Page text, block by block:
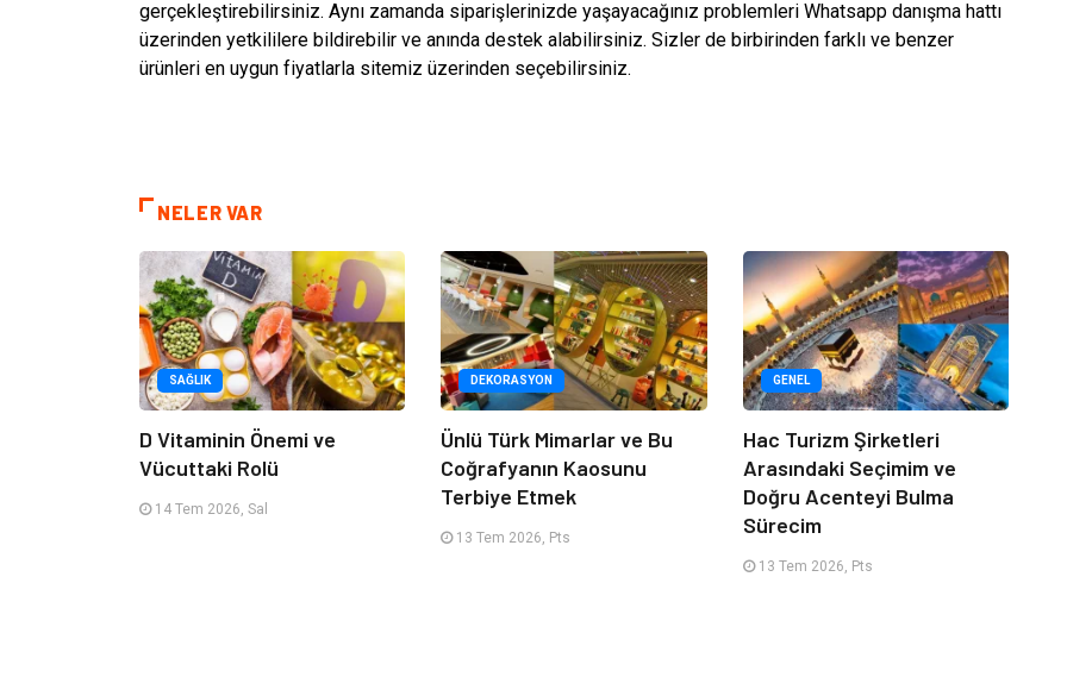
gerçekleştirebilirsiniz. Aynı zamanda siparişlerinizde yaşayacağınız problemleri Whatsapp danışma hattı
üzerinden yetkililere bildirebilir ve anında destek alabilirsiniz. Sizler de birbirinden farklı ve benzer
ürünleri en uygun fiyatlarla sitemiz üzerinden seçebilirsiniz.
NELER VAR
SAĞLIK
D Vitaminin Önemi ve
Vücuttaki Rolü
14 Tem 2026, Sal
DEKORASYON
Ünlü Türk Mimarlar ve Bu
Coğrafyanın Kaosunu
Terbiye Etmek
13 Tem 2026, Pts
GENEL
Hac Turizm Şirketleri
Arasındaki Seçimim ve
Doğru Acenteyi Bulma
Sürecim
13 Tem 2026, Pts